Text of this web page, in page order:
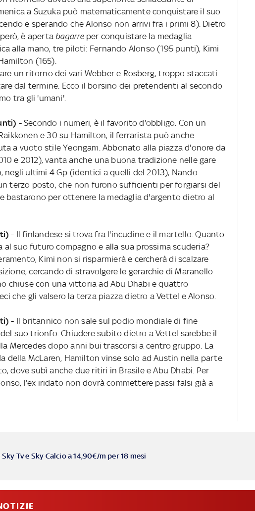
a Suzuka può matematicamente conquistare il suo
e sperando che Alonso non arrivi fra i primi 8). Dietro
è aperta bagarre per conquistare la medaglia
alla mano, tre piloti: Fernando Alonso (195 punti), Kimi
(165).
un ritorno dei vari Webber e Rosberg, troppo staccati
dal termine. Ecco il borsino dei pretendenti al secondo
tra gli 'umani'.
- Secondo i numeri, è il favorito d'obbligo. Con un
e 30 su Hamilton, il ferrarista può anche
a vuoto stile Yeongam. Abbonato alla piazza d'onore da
e 2012), vanta anche una buona tradizione nelle gare
negli ultimi 4 Gp (identici a quelli del 2013), Nando
terzo posto, che non furono sufficienti per forgiarsi del
bastarono per ottenere la medaglia d'argento dietro al
- Il finlandese si trova fra l'incudine e il martello. Quanto
al suo futuro compagno e alla sua prossima scuderia?
Kimi non si risparmierà e cercherà di scalzare
cercando di stravolgere le gerarchie di Maranello
chiuse con una vittoria ad Abu Dhabi e quattro
che gli valsero la terza piazza dietro a Vettel e Alonso.
- Il britannico non sale sul podio mondiale di fine
suo trionfo. Chiudere subito dietro a Vettel sarebbe il
Mercedes dopo anni bui trascorsi a centro gruppo. La
della McLaren, Hamilton vinse solo ad Austin nella parte
dove subì anche due ritiri in Brasile e Abu Dhabi. Per
l'ex iridato non dovrà commettere passi falsi già a
Tv e Sky Calcio a 14,90€/m per 18 mesi